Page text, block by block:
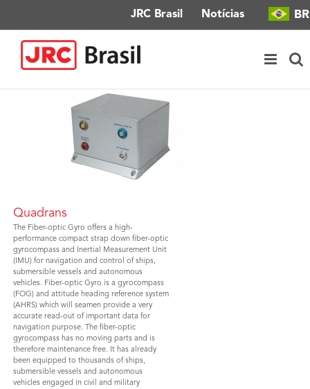
conteúdo
JRC Brasil Notícias BR
Quadrans
The Fiber-optic Gyro offers a high-
performance compact strap down fiber-optic
gyrocompass and Inertial Measurement Unit
(IMU) for navigation and control of ships,
submersible vessels and autonomous
vehicles. Fiber-optic Gyro is a gyrocompass
(FOG) and attitude heading reference system
(AHRS) which will seamen provide a very
accurate read-out of important data for
navigation purpose. The fiber-optic
gyrocompass has no moving parts and is
therefore maintenance free. It has already
been equipped to thousands of ships,
submersible vessels and autonomous
vehicles engaged in civil and military